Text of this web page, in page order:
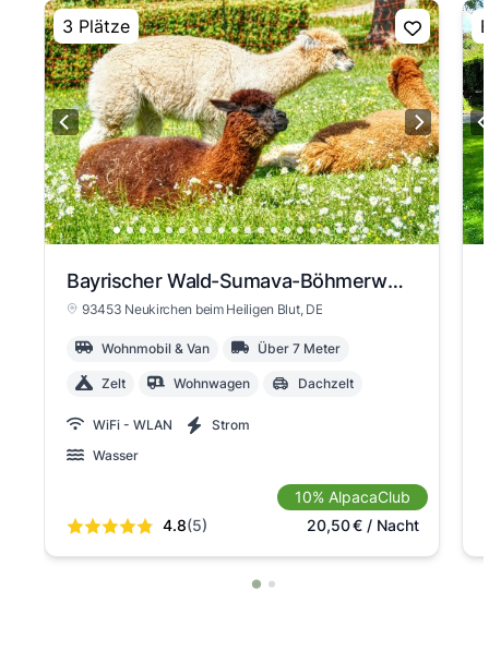
3 Plätze
Bayrischer Wald-Sumava-Böhmerwald
93453 Neukirchen beim Heiligen Blut, DE
Wohnmobil & Van Über 7 Meter
Zelt Wohnwagen Dachzelt
WiFi - WLAN
Strom
Wasser
4.8(5)
10% AlpacaClub
20,50€/ Nacht